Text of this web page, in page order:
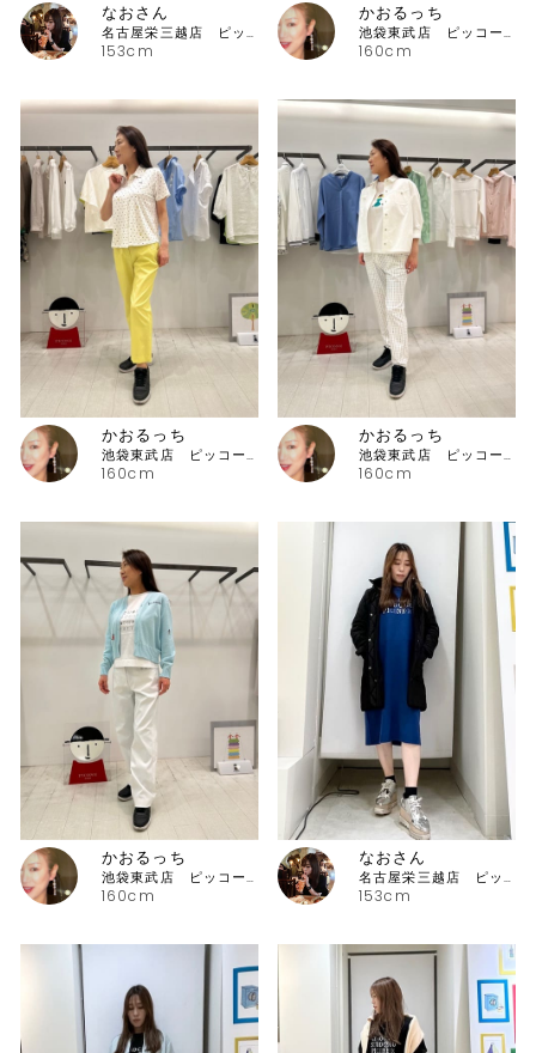
153cm
なおさん
名古屋栄三越店 ピッコーネ
160cm
かおるっち
池袋東武店 ピッコーネ・ピッコーネクラブ
160cm
かおるっち
池袋東武店 ピッコーネ・ピッコーネクラブ
160cm
かおるっち
池袋東武店 ピッコーネ・ピッコーネクラブ
160cm
かおるっち
池袋東武店 ピッコーネ・ピッコーネクラブ
153cm
なおさん
名古屋栄三越店 ピッコーネ